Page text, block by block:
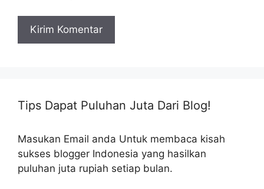
Tips Dapat Puluhan Juta Dari Blog!
Masukan Email anda Untuk membaca kisah
sukses blogger Indonesia yang hasilkan
puluhan juta rupiah setiap bulan.